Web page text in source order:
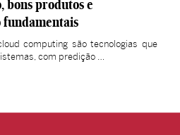
bons produtos e
fundamentais
computing são tecnologias que
com predição …